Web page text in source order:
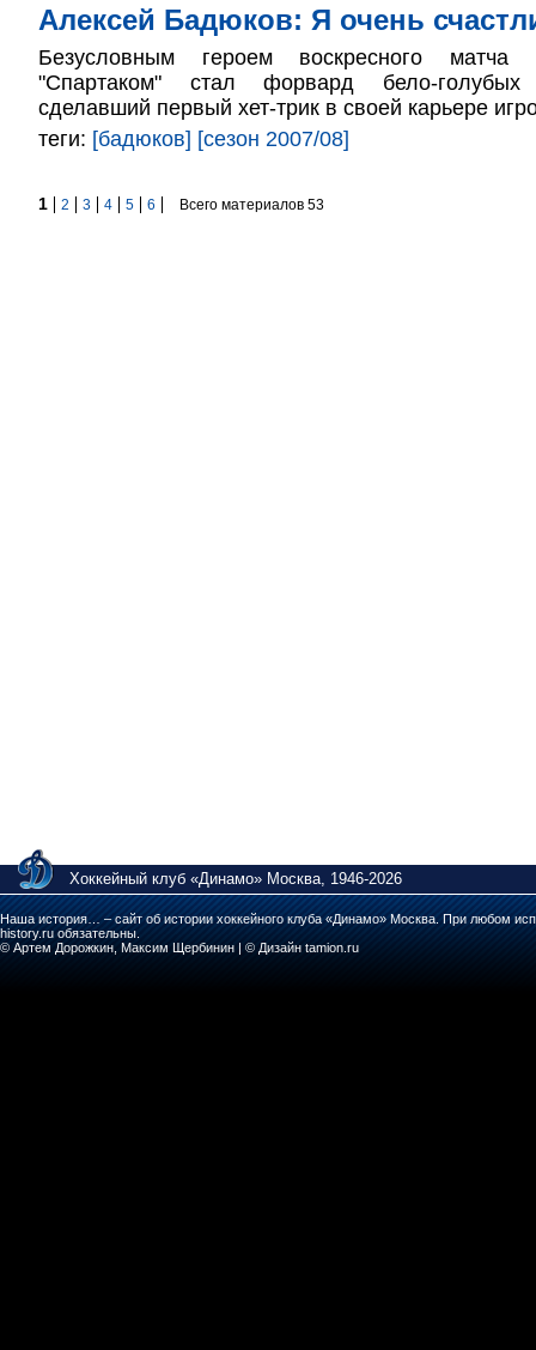
Алексей Бадюков: Я очень
Безусловным героем воскресного
"Спартаком" стал форвард бело-
сделавший первый хет-трик в своей карьере
теги: [бадюков] [сезон 2007/08]
1 2 3 4 5 6 Всего материалов 53
Хоккейный клуб «Динамо» Москва, 1946-2026
Наша история… – сайт об истории хоккейного клуба «Динамо» Москва. При любом
history.ru обязательны.
© Артем Дорожкин, Максим Щербинин | © Дизайн tamion.ru